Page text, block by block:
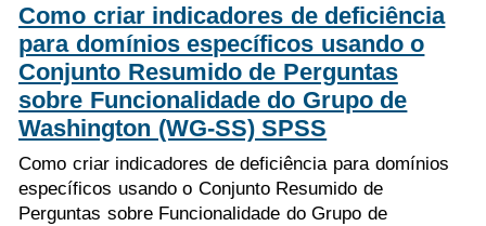
Como criar indicadores de deficiência
para domínios específicos usando o
Conjunto Resumido de Perguntas
sobre Funcionalidade do Grupo de
Washington (WG-SS) SPSS
Como criar indicadores de deficiência para domínios
específicos usando o Conjunto Resumido de
Perguntas sobre Funcionalidade do Grupo de